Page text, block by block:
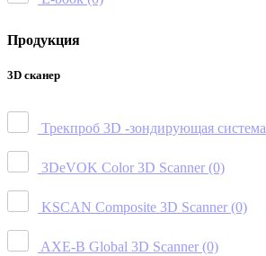
Продукция
3D сканер
Трекпроб 3D -зондирующая система
3DeVOK Color 3D Scanner (0)
KSCAN Composite 3D Scanner (0)
AXE-B Global 3D Scanner (0)